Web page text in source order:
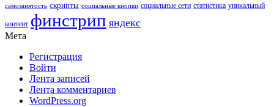
самозанятость скрипты социальные кнопки социальные сети статистика уникальный
контент финстрип яндекс
Мета
Регистрация
Войти
Лента записей
Лента комментариев
WordPress.org